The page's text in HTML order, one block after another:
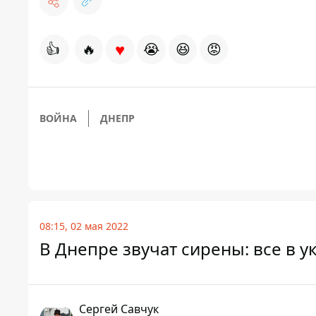
👍 🔥 ♥ 😭 😆 😡
ВОЙНА ДНЕПР
08:15, 02 мая 2022
В Днепре звучат сирены: все в
Сергей Савчук